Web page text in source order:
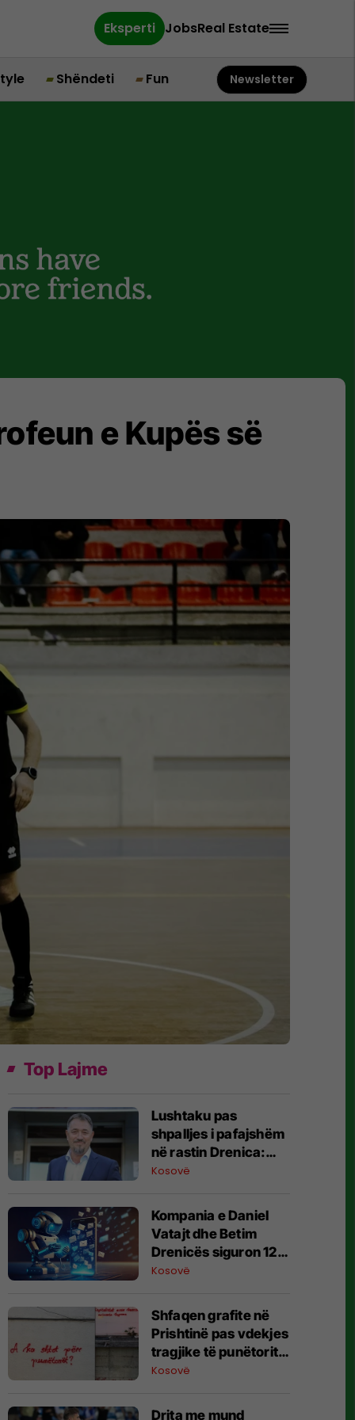
Eksperti JobsReal Estate
Shëndeti Fun Newsletter
e Kupës së
Top Lajme
Lushtaku pas
shpalljes i pafajshëm
në rastin Drenica:
Akuzat bazoheshin
rrejshëm
Kosovë
Kompania e Daniel
Vatajt dhe Betim
Drenicës siguron 12
milionë dollarë për
mesazheve me AI
Kosovë
Shfaqen grafite në
Prishtinë pas vdekjes
tragjike të punëtorit
në vendpunishte
Kosovë
Drita me mund